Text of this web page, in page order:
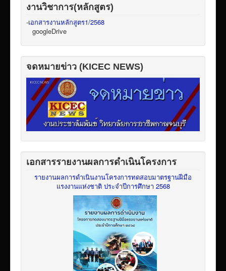
งานวิชาการ(หลักสูตร)
-เอกสารงานหลักสูตร1/2568
googleDrive
จดหมายข่าว (KICEC NEWS)
เอกสารรายงานผลการดำเนินโครงการ
รายงานผลการดำเนินงานโครงการทดสอบมาตรฐานฝีมือ
แรงงานแห่งชาติ ประจำปีการศึกษา 2568